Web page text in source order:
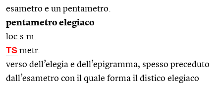
esametro e un pentametro.
pentametro elegiaco
loc.s.m.
TS metr.
verso dell’elegia e dell’epigramma, spesso preceduto
dall’esametro con il quale forma il distico elegiaco